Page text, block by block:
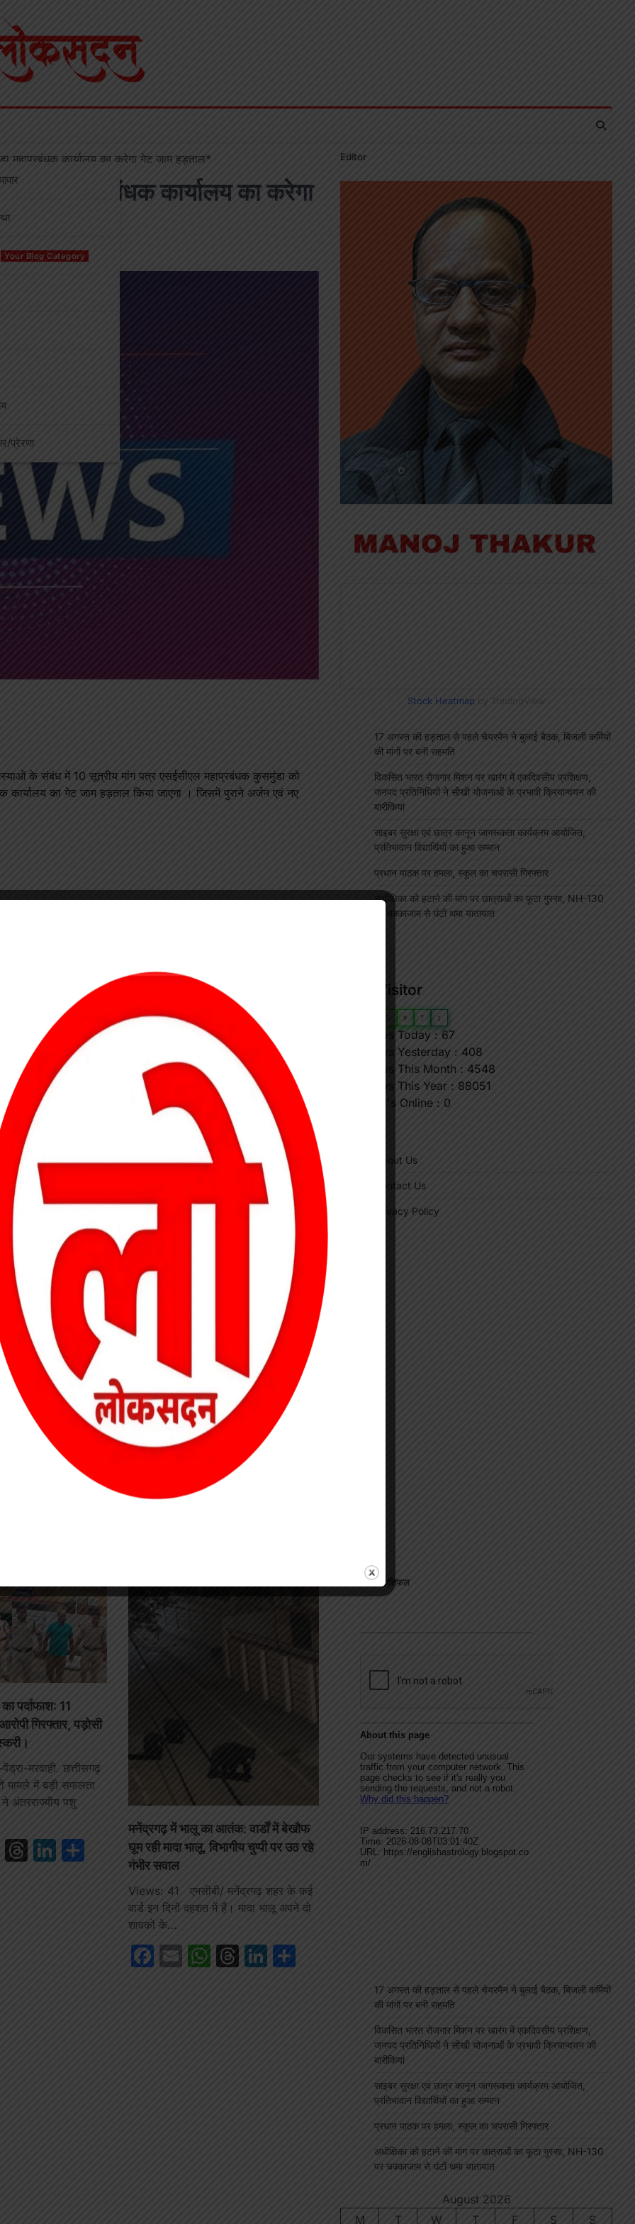
Your Blog Category
प्रेरणा
महाप्रबंधक कार्यालय का करेगा गेट जाम हड़ताल*
महाप्रबंधक कार्यालय का करेगा
समस्याओं के संबंध में 10 सूत्रीय मांग पत्र एसईसीएल महाप्रबंधक कुसमुंडा को
का गेट जाम हड़ताल किया जाएगा । जिसमें पुराने अर्जन एवं नए
ग्रामों का अधिग्रहण किया गया है । उन गांवो के बहुत से खातेदारों को
के बाद जन्म , खाता संयोजन संबंधी कारणों से रोजगार से वंचित किया
लाया गया है । मध्य शासन के द्वारा जनवरी 1983 में प्रत्येक खाते में
किया जा रहा है । आदेश का पालन नहीं करने से पुराने रोजगार के प्रकरण
के बाद जन्म संबंधी प्रकरण के संबंध में माननीय उच्च न्यायालय बिलासपुर के
जन्मा व्यक्ति भी रोजगार के लिए पात्र है ।
ग्राम जरहाजेल , दूरपा , बरपाली , गेवरा , खम्हरिया, दुल्लापुर , बरमपुर ,
, खोडरी , चुरैल , अमगांव , खैरभावना आदि का अधिग्रहण किया जा चुका है
मुआवजा , रोजगार की प्रक्रिया शुरू नहीं की गई है । ग्रामीणों को शीघ्र
सोनपुरी का अधिग्रहण किए 15 वर्ष हो गए हैं ।
है । जिनका मकान ज्यादातर शासकीय भूमि पर निर्मित है एवं ऐसे आवासधारी
की पात्रता नहीं रखते हैं । केंद्र सरकार के द्वारा आवासहीन लोगों को
जा रहा है ।
रहा है । भविष्य में विस्थापितों के हित में यह आंदोलन लगातार जारी रहेगा ।
डिलीवरी के कुछ घंटे बाद प्रसूता की मौत , परिजनों ने लापरवाही का
पर्दाफाश: 11
गिरफ्तार, पड़ोसी
मरवाही. छत्तीसगढ़
मामले में बड़ी सफलता
अंतरराज्यीय पशु
WhatsApp
Threads
LinkedIn
Share
मनेंद्रगढ़ में भालू का आतंक: वार्डों में बेखौफ
घूम रही मादा भालू, विभागीय चुप्पी पर उठ रहे
गंभीर सवाल
Views: 41 एमसीबी/ मनेंद्रगढ़ शहर के कई
वार्ड इन दिनों दहशत में हैं। मादा भालू अपने दो
शावकों के…
Facebook
EmailWhatsApp
Threads
LinkedIn
Editor
Stock Heatmap by TradingView
17 अगस्त की हड़ताल से पहले चेयरमैन ने बुलाई बैठक, बिजली कर्मियों
की मांगों पर बनी सहमति
विकसित भारत रोजगार मिशन पर खारंग में एकदिवसीय प्रशिक्षण,
जनपद प्रतिनिधियों ने सीखी योजनाओं के प्रभावी क्रियान्वयन की
बारीकियां
साइबर सुरक्षा एवं छात्र कानून जागरूकता कार्यक्रम आयोजित,
प्रतिभावान विद्यार्थियों का हुआ सम्मान
प्रधान पाठक पर हमला, स्कूल का चपरासी गिरफ्तार
अधीक्षिका को हटाने की मांग पर छात्राओं का फूटा गुस्सा, NH-130
पर चक्काजाम से घंटों थमा यातायात
Our Visitor
9 7 1
Views Today : 67
Views Yesterday : 408
Views This Month : 4548
Views This Year : 88051
Who's Online : 0
About Us
Contact Us
Privacy Policy
जानिए अपना राशिफल
17 अगस्त की हड़ताल से पहले चेयरमैन ने बुलाई बैठक, बिजली कर्मियों
की मांगों पर बनी सहमति
विकसित भारत रोजगार मिशन पर खारंग में एकदिवसीय प्रशिक्षण,
जनपद प्रतिनिधियों ने सीखी योजनाओं के प्रभावी क्रियान्वयन की
बारीकियां
साइबर सुरक्षा एवं छात्र कानून जागरूकता कार्यक्रम आयोजित,
प्रतिभावान विद्यार्थियों का हुआ सम्मान
प्रधान पाठक पर हमला, स्कूल का चपरासी गिरफ्तार
अधीक्षिका को हटाने की मांग पर छात्राओं का फूटा गुस्सा, NH-130
पर चक्काजाम से घंटों थमा यातायात
August 2026
M
T W T F S S